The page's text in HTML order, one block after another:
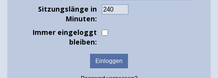
Sitzungslänge in
Minuten:
Immer eingeloggt
bleiben: